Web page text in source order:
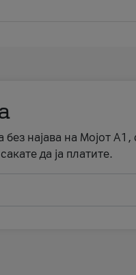
без најава на Мојот А1,
да ја платите.